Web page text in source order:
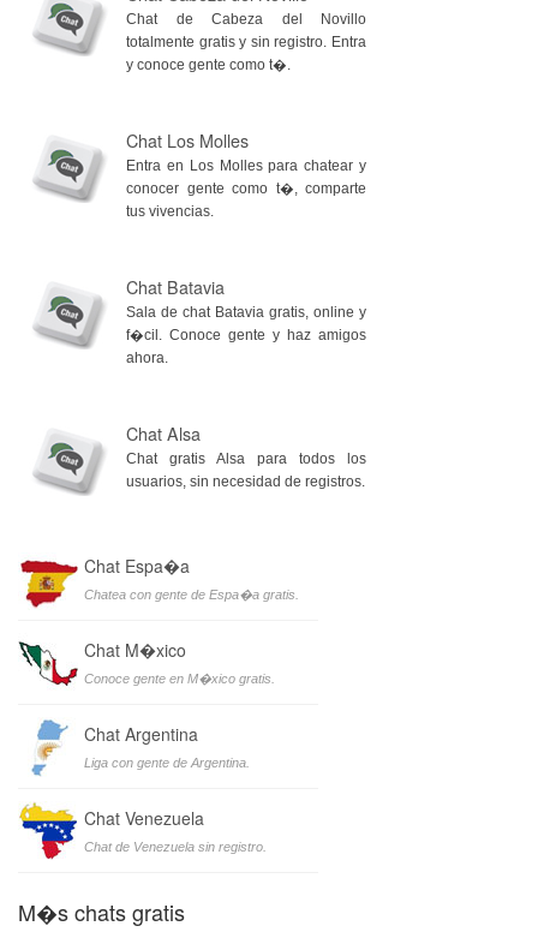
Chat de Cabeza del Novillo
totalmente gratis y sin registro. Entra
y conoce gente como t�.
Chat Los Molles
Entra en Los Molles para chatear y
conocer gente como t�, comparte
tus vivencias.
Chat Batavia
Sala de chat Batavia gratis, online y
f�cil. Conoce gente y haz amigos
ahora.
Chat Alsa
Chat gratis Alsa para todos los
usuarios, sin necesidad de registros.
Chat Espa�a
Chatea con gente de Espa�a gratis.
Chat M�xico
Conoce gente en M�xico gratis.
Chat Argentina
Liga con gente de Argentina.
Chat Venezuela
Chat de Venezuela sin registro.
M�s chats gratis